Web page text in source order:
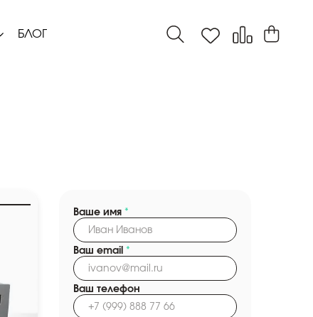
БЛОГ
Ваше имя *
Ваш email *
Ваш телефон